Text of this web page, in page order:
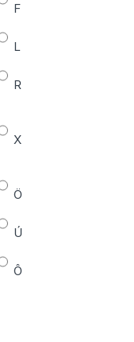
F
L
R
X
Ö
Ú
Ô